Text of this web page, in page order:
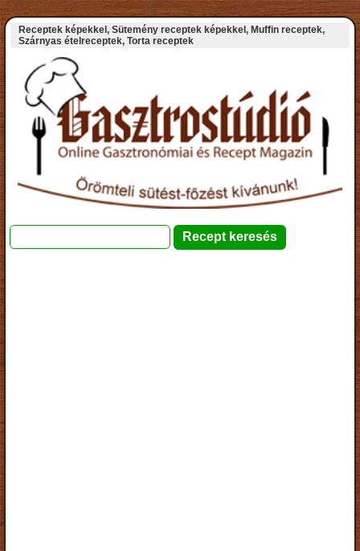
Receptek képekkel, Sütemény receptek képekkel, Muffin receptek,
Szárnyas ételreceptek, Torta receptek